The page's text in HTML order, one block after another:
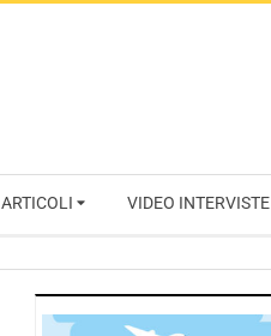
ARTICOLI VIDEO INTERVISTE